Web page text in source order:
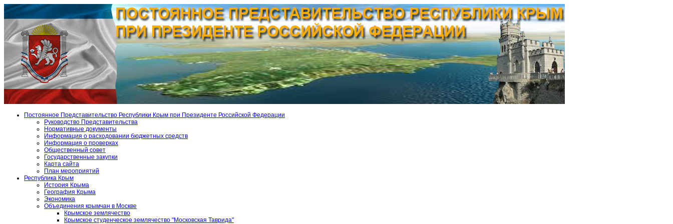
Постоянное Представительство Республики Крым при Президенте Российской Федерации
Руководство Представительства
Нормативные документы
Информация о расходовании бюджетных средств
Информация о проверках
Общественный совет
Государственные закупки
Карта сайта
План мероприятий
Республика Крым
История Крыма
География Крыма
Экономика
Объединения крымчан в Москве
Крымское землячество
Крымское студенческое землячество "Московская Таврида"